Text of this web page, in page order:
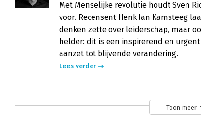
Met Menselijke revolutie houdt Sven
voor. Recensent Henk Jan Kamsteeg
denken zette over leiderschap, maar
helder: dit is een inspirerend en
aanzet tot blijvende verandering.
Lees verder
Toon meer